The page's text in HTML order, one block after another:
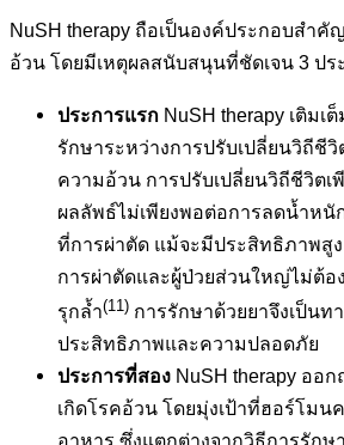
NuSH therapy ถือเป็นองค์ประกอบสำคั
อ้วน โดยมีเหตุผลสนับสนุนที่ชัดเจน 3 ปร
ประการแรก NuSH therapy เติมเ
รักษาระหว่างการปรับเปลี่ยนวิถีชี
ความอ้วน การปรับเปลี่ยนวิถีชีวิตเ
ผลลัพธ์ไม่เพียงพอต่อการลดน้ำหนั
ที่การผ่าตัด แม้จะมีประสิทธิภาพสู
การผ่าตัดและผู้ป่วยส่วนใหญ่ไม่ต้อ
รุกล้ำ(11) การรักษาด้วยยาจึงเป็นท
ประสิทธิภาพและความปลอดภัย
ประการที่สอง NuSH therapy ออ
เกิดโรคอ้วน โดยมุ่งเป้าที่ฮอร์โม